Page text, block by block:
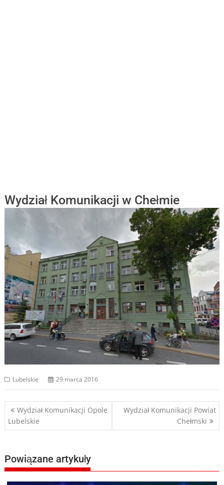
Wydział Komunikacji w Chełmie
Lubelskie 29 marca 2016
Nawigacja
wpisu
Wydział Komunikacji Opole
Lubelskie
Wydział Komunikacji Powiat
Chełmski
Powiązane artykuły